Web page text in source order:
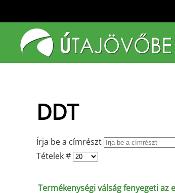
Fő tartalom átugrása
DDT
Írja be a címrészt
Tételek #
Termékenységi válság fenyegeti